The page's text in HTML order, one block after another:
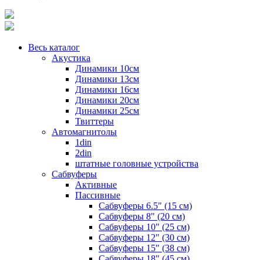
Весь каталог
Акустика
Динамики 10см
Динамики 13см
Динамики 16см
Динамики 20см
Динамики 25см
Твиттеры
Автомагнитолы
1din
2din
штатные головные устройства
Сабвуферы
Активные
Пассивные
Сабвуферы 6.5" (15 см)
Сабвуферы 8" (20 см)
Сабвуферы 10" (25 см)
Сабвуферы 12" (30 см)
Сабвуферы 15" (38 см)